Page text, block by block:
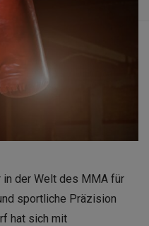
in der Welt des MMA für
sportliche Präzision
hat sich mit